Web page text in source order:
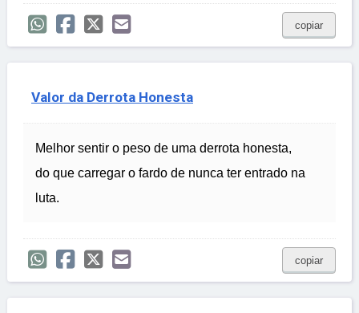
copiar
Valor da Derrota Honesta
Melhor sentir o peso de uma derrota honesta,
do que carregar o fardo de nunca ter entrado na
luta.
copiar